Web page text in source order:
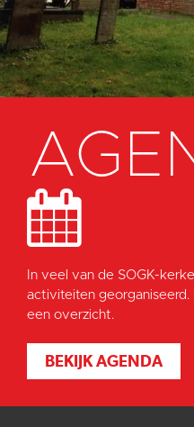
In veel van de SOGK-
activiteiten
een overzicht.
BEKIJK AGENDA